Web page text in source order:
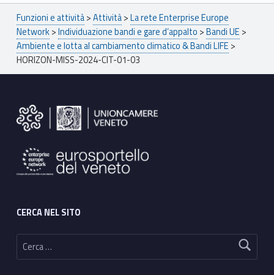
Breadcrumbs navigation
Funzioni e attività>Attività>La rete Enterprise Europe
Network>Individuazione bandi e gare d’appalto >Bandi UE >
Ambiente e lotta al cambiamento climatico & Bandi LIFE >
HORIZON-MISS-2024-CIT-01-03
CERCA NEL SITO
Ricerca per: